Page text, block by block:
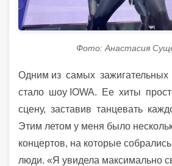
Фото: Анастасия
Одним из самых зажигательных
стало шоу IOWA. Ее хиты
сцену, заставив танцевать
Этим летом у меня было
концертов, на которые
люди. «Я увидела максимально